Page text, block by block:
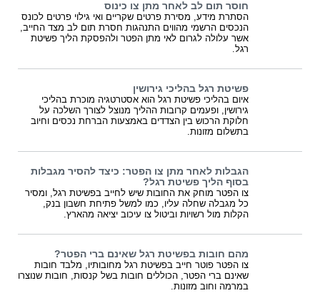
חוסר תום לב לאחר מתן צו כינוס
הסתרת מידע, מסירת פרטים שקריים ואי גילוי פרטים לכונס
הנכסים הרשמי מהווים התנהגות חסרת תום לב מצד החייב,
אשר עלולה לגרום לאי מתן הפטר ולהפסקת הליך פשיטת
רגל.
פשיטת רגל בהליכי גירושין
איום בהליכי פשיטת רגל הוא אסטרטגיה מוכרת בהליכי
גירושין, ופעמים קרובות ההליך מנוצל לצורך השלכה על
חלוקת הרכוש בין הצדדים באמצעות הברחת נכסים וחיוב
בתשלום מזונות.
הגבלות לאחר מתן צו הפטר: כיצד להסיר מגבלות
בסוף הליך פשיטת רגל?
צו הפטר מוחק את החובות שיש לחייב בפשיטת רגל, ומסיר
כל מגבלה שחלה עליו, כמו למשל פתיחת חשבון בנק,
הקלות מול רשויות וביטול צו עיכוב יציאה מהארץ.
מהם חובות בפשיטת רגל שאינם ברי הפטר?
צו הפטר פוטר חייב בפשיטת רגל מחובותיו, מלבד חובות
שאינם ברי הפטר, הכוללים חובות בשל קנסות, חובות שנוצרו
במרמה וחוב מזונות.